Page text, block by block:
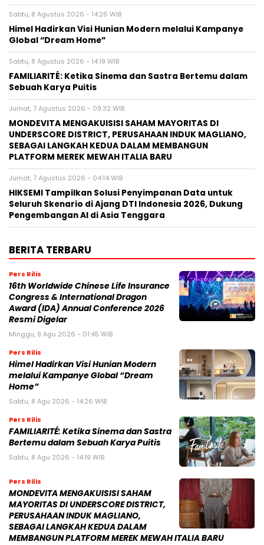
Sabtu, 8 Agustus 2026 - 14:26 WIB
Himel Hadirkan Visi Hunian Modern melalui Kampanye
Global “Dream Home”
Sabtu, 8 Agustus 2026 - 14:19 WIB
FAMILIARITÉ: Ketika Sinema dan Sastra Bertemu dalam
Sebuah Karya Puitis
Jumat, 7 Agustus 2026 - 09:32 WIB
MONDEVITA MENGAKUISISI SAHAM MAYORITAS DI
UNDERSCORE DISTRICT, PERUSAHAAN INDUK MAGLIANO,
SEBAGAI LANGKAH KEDUA DALAM MEMBANGUN
PLATFORM MEREK MEWAH ITALIA BARU
Jumat, 7 Agustus 2026 - 04:14 WIB
HIKSEMI Tampilkan Solusi Penyimpanan Data untuk
Seluruh Skenario di Ajang DTI Indonesia 2026, Dukung
Pengembangan AI di Asia Tenggara
BERITA TERBARU
Pers Rilis
16th Worldwide Chinese Life Insurance
Congress & International Dragon
Award (IDA) Annual Conference 2026
Resmi Digelar
Minggu, 9 Agu 2026 - 01:45 WIB
Pers Rilis
Himel Hadirkan Visi Hunian Modern
melalui Kampanye Global “Dream
Home”
Sabtu, 8 Agu 2026 - 14:26 WIB
Pers Rilis
FAMILIARITÉ: Ketika Sinema dan Sastra
Bertemu dalam Sebuah Karya Puitis
Sabtu, 8 Agu 2026 - 14:19 WIB
Pers Rilis
MONDEVITA MENGAKUISISI SAHAM
MAYORITAS DI UNDERSCORE DISTRICT,
PERUSAHAAN INDUK MAGLIANO,
SEBAGAI LANGKAH KEDUA DALAM
MEMBANGUN PLATFORM MEREK MEWAH ITALIA BARU